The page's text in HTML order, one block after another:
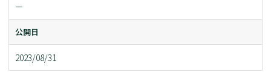
ー
公開日
2023/08/31